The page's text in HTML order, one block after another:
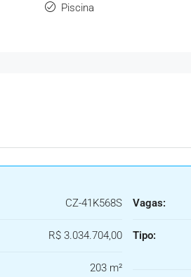
Piscina
CZ-41K568S
R$ 3.034.704,00
203 m²
Vagas:
Tipo: